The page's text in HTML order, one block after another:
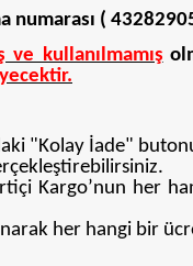
numarası (
kullanılmamış
"Kolay İade"
Kargo’nun her
her hangi bir